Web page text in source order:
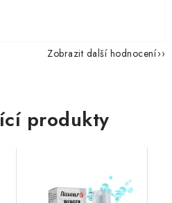
Zobrazit další hodnocení
produkty